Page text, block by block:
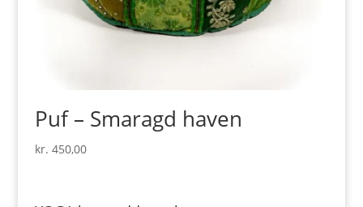
Puf – Smaragd haven
kr. 450,00